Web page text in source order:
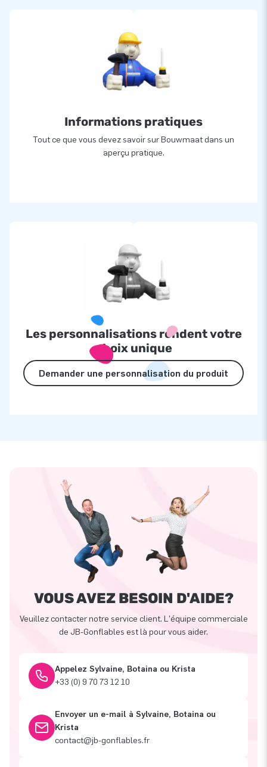
Informations pratiques
Tout ce que vous devez savoir sur Bouwmaat dans un
aperçu pratique.
Les personnalisations rendent votre
choix unique
Demander une personnalisation du produit
VOUS AVEZ BESOIN D'AIDE?
Veuillez contacter notre service client. L'équipe commerciale
de JB-Gonflables est là pour vous aider.
Appelez Sylvaine, Botaina ou Krista
+33 (0) 9 70 73 12 10
Envoyer un e-mail à Sylvaine, Botaina ou
Krista
contact@jb-gonflables.fr